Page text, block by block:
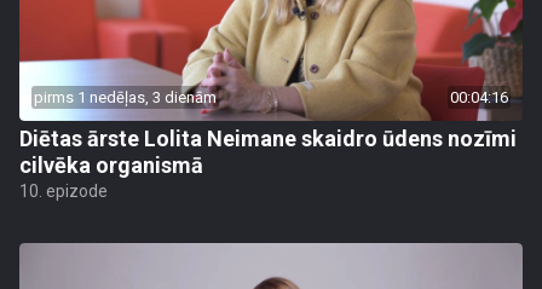
pirms 1 nedēļas, 3 dienām 00:04:16
Diētas ārste Lolita Neimane skaidro ūdens nozīmi
cilvēka organismā
10. epizode